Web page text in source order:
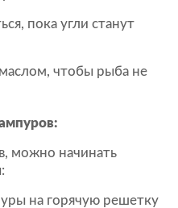
пока угли станут
чтобы рыба не
можно начинать
на горячую решетку